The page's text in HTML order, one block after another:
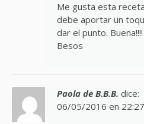
Me gusta esta
debe aportar un
dar el punto. Buena!!!!
Besos
Paola de B.B.B. dice:
06/05/2016 en 22:27